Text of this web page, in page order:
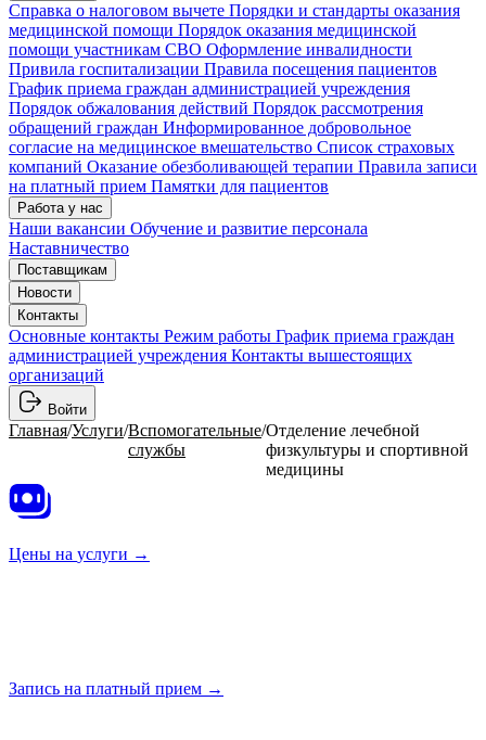
Справка о налоговом вычете Порядки и стандарты оказания
медицинской помощи Порядок оказания медицинской
помощи участникам СВО Оформление инвалидности
Привила госпитализации Правила посещения пациентов
График приема граждан администрацией учреждения
Порядок обжалования действий Порядок рассмотрения
обращений граждан Информированное добровольное
согласие на медицинское вмешательство Список страховых
компаний Оказание обезболивающей терапии Правила записи
на платный прием Памятки для пациентов
Работа у нас
Наши вакансии Обучение и развитие персонала
Наставничество
Поставщикам
Новости
Контакты
Основные контакты Режим работы График приема граждан
администрацией учреждения Контакты вышестоящих
организаций
Войти
Главная/Услуги/Вспомогательные
службы
/Отделение лечебной
физкультуры и спортивной
медицины
Цены на услуги →
Запись на платный прием →